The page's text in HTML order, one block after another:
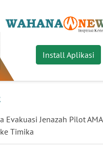
Install Aplikasi
Evakuasi Jenazah Pilot
Timika